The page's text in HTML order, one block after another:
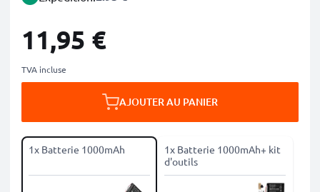
11,95 €
TVA incluse
AJOUTER AU PANIER
1x Batterie 1000mAh
1x Batterie 1000mAh+ kit
d'outils